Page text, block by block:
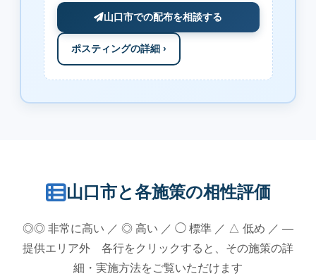
山口市での配布を相談する
ポスティングの詳細 ›
山口市と各施策の相性評価
◎◎ 非常に高い ／ ◎ 高い ／ ◯ 標準 ／ △ 低め ／ —
提供エリア外 各行をクリックすると、その施策の詳
細・実施方法をご覧いただけます